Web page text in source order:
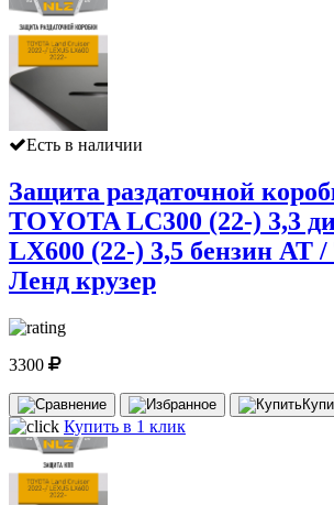
Есть в наличии
Защита раздаточной
TOYOTA LC300 (22-) 3,3
LX600 (22-) 3,5 бензин AT /
Ленд крузер
3300
Купить в 1 клик